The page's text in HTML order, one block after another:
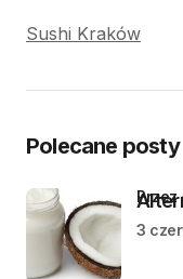
Sushi Kraków
Polecane posty
3